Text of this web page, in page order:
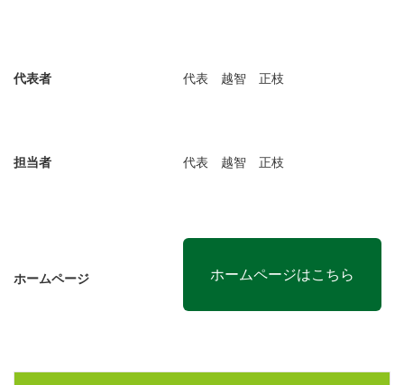
代表者 代表 越智 正枝
担当者 代表 越智 正枝
ホームページ ホームページはこちら